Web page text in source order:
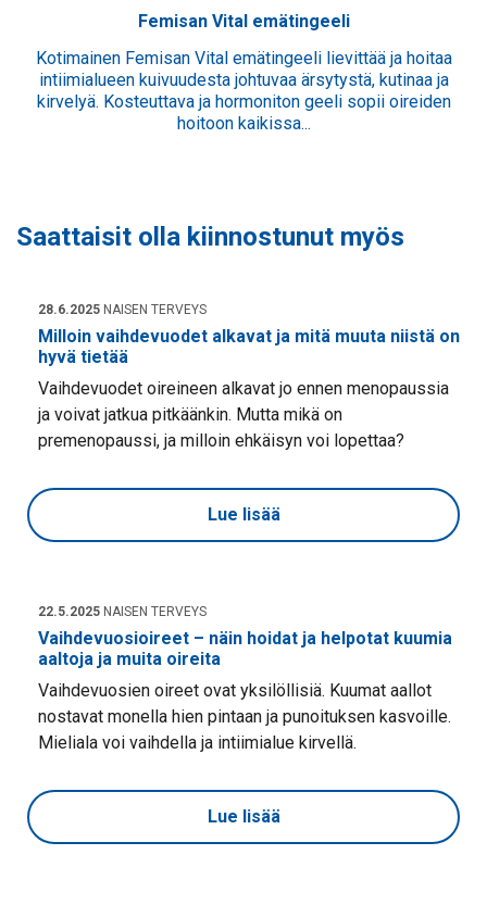
Femisan Vital emätingeeli
Kotimainen Femisan Vital emätingeeli lievittää ja hoitaa
intiimialueen kuivuudesta johtuvaa ärsytystä, kutinaa ja
kirvelyä. Kosteuttava ja hormoniton geeli sopii oireiden
hoitoon kaikissa...
Saattaisit olla kiinnostunut myös
28.6.2025 NAISEN TERVEYS
Milloin vaihdevuodet alkavat ja mitä muuta niistä on
hyvä tietää
Vaihdevuodet oireineen alkavat jo ennen menopaussia
ja voivat jatkua pitkäänkin. Mutta mikä on
premenopaussi, ja milloin ehkäisyn voi lopettaa?
Lue lisää
22.5.2025 NAISEN TERVEYS
Vaihdevuosioireet – näin hoidat ja helpotat kuumia
aaltoja ja muita oireita
Vaihdevuosien oireet ovat yksilöllisiä. Kuumat aallot
nostavat monella hien pintaan ja punoituksen kasvoille.
Mieliala voi vaihdella ja intiimialue kirvellä.
Lue lisää